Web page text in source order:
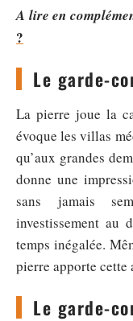
A lire en
?
Le garde-
La pierre joue la
évoque les villas
qu’aux grandes
donne une
sans jamais
investissement au
temps inégalée.
pierre apporte cette
Le garde-